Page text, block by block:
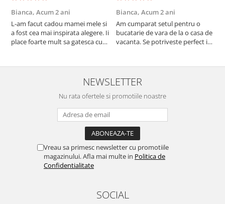
Bianca, Acum 2 ani
L-am facut cadou mamei mele si
a fost cea mai inspirata alegere. Ii
place foarte mult sa gatesca cu
cratita...ma gandesc serios sa imi
cumpar si eu! Recomand mult !
Bianca, Acum 2 ani
Am cumparat setul pentru o
bucatarie de vara de la o casa de
vacanta. Se potriveste perfect in
buna, recomand cu drag !
NEWSLETTER
Nu rata ofertele si promotiile noastre
Vreau sa primesc newsletter cu promotiile
magazinului. Afla mai multe in Politica de
Confidentialitate
SOCIAL